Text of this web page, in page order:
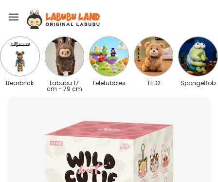
Bearbrick Labubu 17
cm - 79 cm
Teletubbies TED2 SpongeBob